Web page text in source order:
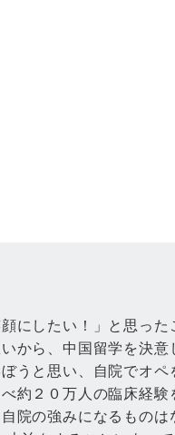
にしたい！」と思った
から、中国留学を決
うと思い、自院でオ
約２０万人の臨床経
院の強みになるもの